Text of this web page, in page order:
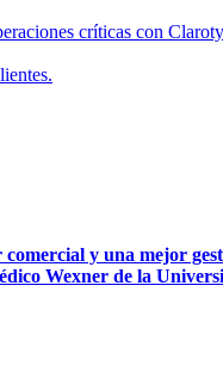
críticas con
y una mejor
Wexner de la